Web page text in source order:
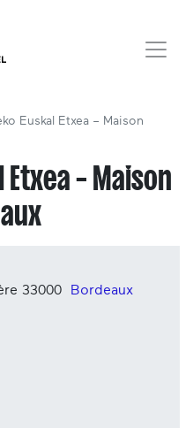
Euskal Etxea – Maison
– Maison
33000 Bordeaux